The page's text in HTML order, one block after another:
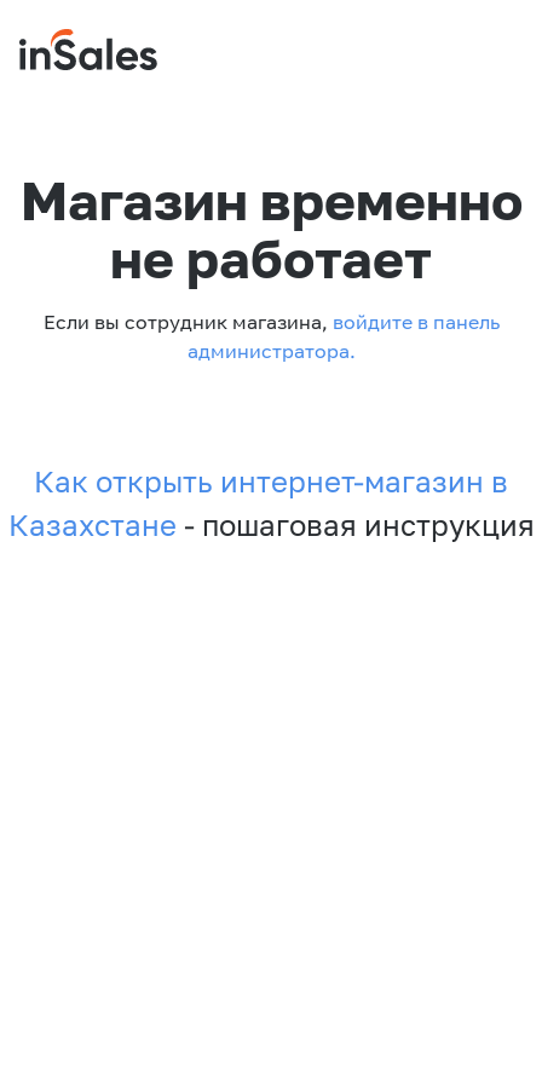
Магазин временно
не работает
Если вы сотрудник магазина, войдите в панель
администратора.
Как открыть интернет-магазин в
Казахстане - пошаговая инструкция